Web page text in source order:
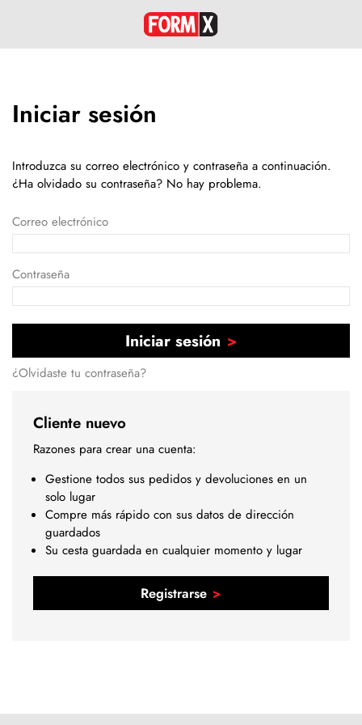
Iniciar sesión
Introduzca su correo electrónico y contraseña a continuación.
¿Ha olvidado su contraseña? No hay problema.
Correo electrónico
Contraseña
Iniciar sesión
¿Olvidaste tu contraseña?
Cliente nuevo
Razones para crear una cuenta:
Gestione todos sus pedidos y devoluciones en un
solo lugar
Compre más rápido con sus datos de dirección
guardados
Su cesta guardada en cualquier momento y lugar
Registrarse